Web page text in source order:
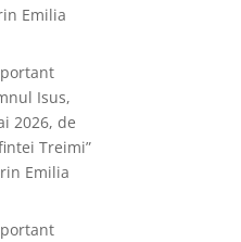
Emilia
Isus,
2026, de
Treimi”
Emilia